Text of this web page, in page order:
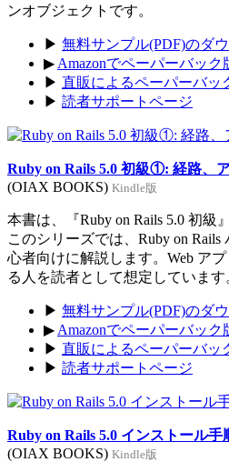
ンオブジェクトです。
▶ 無料サンプル(PDF)のダ
▶ Amazonでペーパーバック
▶ 直販によるペーパーバッ
▶ 読者サポートページ
Ruby on Rails 5.0 初級①: 経路、
(OIAX BOOKS) Kindle版
本書は、『Ruby on Rails 5.0 初級
このシリーズでは、Ruby on
心者向けに解説します。Web ア
る人を読者として想定しています
▶ 無料サンプル(PDF)のダ
▶ Amazonでペーパーバック
▶ 直販によるペーパーバッ
▶ 読者サポートページ
Ruby on Rails 5.0 インストール手
(OIAX BOOKS) Kindle版